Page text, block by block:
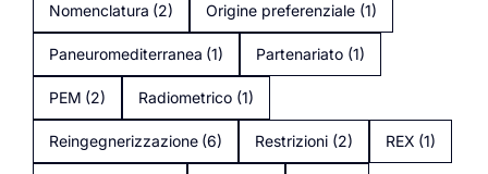
Nomenclatura (2) Origine preferenziale (1)
Paneuromediterranea (1) Partenariato (1)
PEM (2) Radiometrico (1)
Reingegnerizzazione (6) Restrizioni (2) REX (1)